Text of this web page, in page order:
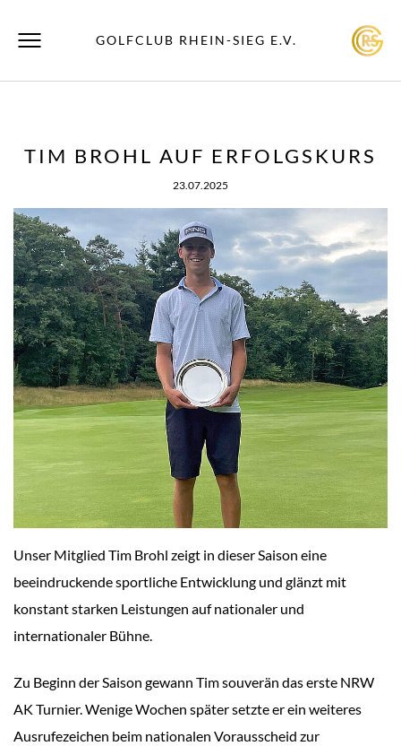
GOLFCLUB RHEIN-SIEG E.V.
TIM BROHL AUF ERFOLGSKURS
23.07.2025
Unser Mitglied Tim Brohl zeigt in dieser Saison eine
beeindruckende sportliche Entwicklung und glänzt mit
konstant starken Leistungen auf nationaler und
internationaler Bühne.
Zu Beginn der Saison gewann Tim souverän das erste NRW
AK Turnier.Wenige Wochen später setzte er ein weiteres
Ausrufezeichen beim nationalen Vorausscheid zur